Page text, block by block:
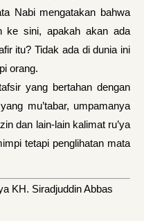
Nabi mengatakan bahwa
ke sini, apakah akan ada
itu? Tidak ada di dunia ini
orang.
yang bertahan dengan
mu’tabar, umpamanya
dan lain-lain kalimat ru’ya
tetapi penglihatan mata
KH. Siradjuddin Abbas